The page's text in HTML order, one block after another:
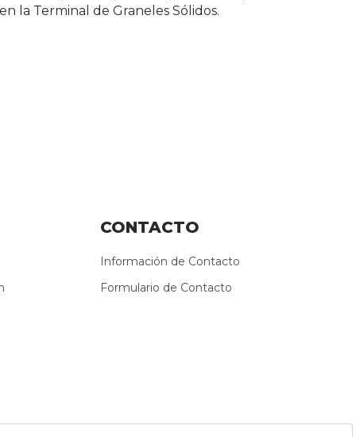
la Terminal de Graneles Sólidos.
CONTACTO
Información de Contacto
Formulario de Contacto